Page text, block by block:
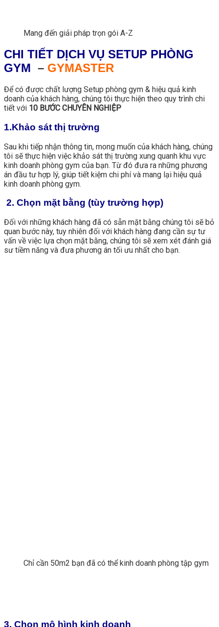
Mang đến giải pháp trọn gói A-Z
CHI TIẾT DỊCH VỤ SETUP PHÒNG
GYM – GYMASTER
Để có được chất lượng Setup phòng gym & hiệu quả kinh
doanh của khách hàng, chúng tôi thực hiện theo quy trình chi
tiết với 10 BƯỚC CHUYÊN NGHIỆP
1.Khảo sát thị trường
Sau khi tiếp nhận thông tin, mong muốn của khách hàng, chúng
tôi sẽ thực hiện việc khảo sát thị trường xung quanh khu vực
kinh doanh phòng gym của bạn. Từ đó đưa ra những phương
án đầu tư hợp lý, giúp tiết kiệm chi phí và mang lại hiệu quả
kinh doanh phòng gym.
2. Chọn mặt bằng (tùy trường hợp)
Đối với những khách hàng đã có sẵn mặt bằng chúng tôi sẽ bỏ
quan bước này, tuy nhiên đối với khách hàng đang cần sự tư
vấn về việc lựa chọn mặt bằng, chúng tôi sẽ xem xét đánh giá
sư tiềm năng và đưa phương án tối ưu nhất cho bạn.
Chỉ cần 50m2 bạn đã có thể kinh doanh phòng tập gym
3. Chọn mô hình kinh doanh